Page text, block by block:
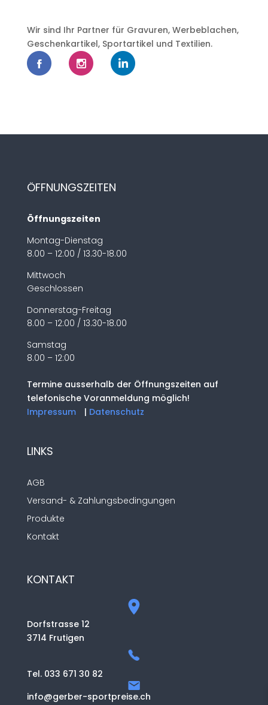
Wir sind Ihr Partner für Gravuren, Werbeblachen,
Geschenkartikel, Sportartikel und Textilien.
ÖFFNUNGSZEITEN
Öffnungszeiten
Montag-Dienstag
8.00 – 12:00 / 13.30-18.00
Mittwoch
Geschlossen
Donnerstag-Freitag
8.00 – 12:00 / 13.30-18.00
Samstag
8.00 – 12:00
Termine ausserhalb der Öffnungszeiten auf
telefonische Voranmeldung möglich!
Impressum
| Datenschutz
LINKS
AGB
Versand- & Zahlungsbedingungen
Produkte
Kontakt
KONTAKT
Dorfstrasse 12
3714 Frutigen
Tel. 033 671 30 82
info@gerber-sportpreise.ch